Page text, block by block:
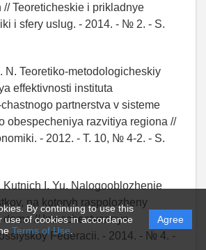
By continuing to use this
use of cookies in accordance
Terms of Use
Agree
// Teoreticheskie i prikladnye
i sfery uslug. - 2014. - № 2. - S.
N. Teoretiko-metodologicheskiy
effektivnosti instituta
partnerstva v sisteme
obespecheniya razvitiya regiona //
- 2012. - T. 10, № 4-2. - S.
Kutnich I. Yu. Nalogooblozhenie
na kotoryh raspolozheny
// Imuschestvennye
Federacii. - 2014. - № 4. -